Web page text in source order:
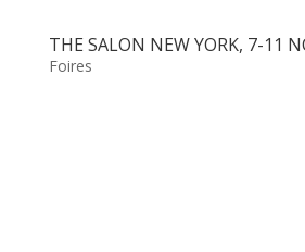
THE SALON NEW YORK, 7-11
Foires